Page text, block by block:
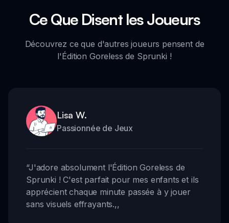
Ce Que Disent les Joueurs
Découvrez ce que d'autres joueurs pensent de
l'Édition Goreless de Sprunki !
Lisa W.
Passionnée de Jeux
“J'adore absolument l'Édition Goreless de
Sprunki ! C'est parfait pour mes enfants et ils
apprécient chaque minute passée à y jouer
sans visuels effrayants.,,